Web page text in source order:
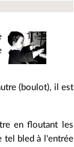
(boulot), il est
en floutant les
tel bled à l'entrée